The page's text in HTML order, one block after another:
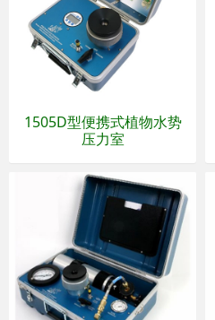
1505D型便携式植物水势
压力室